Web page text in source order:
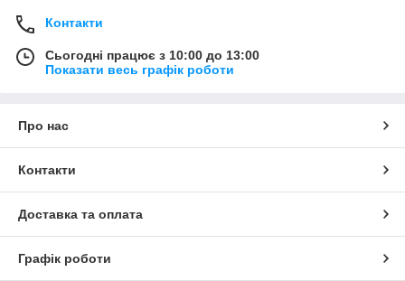
Контакти
Сьогодні працює з 10:00 до 13:00
Показати весь графік роботи
Про нас
Контакти
Доставка та оплата
Графік роботи